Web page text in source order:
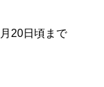
20日頃まで